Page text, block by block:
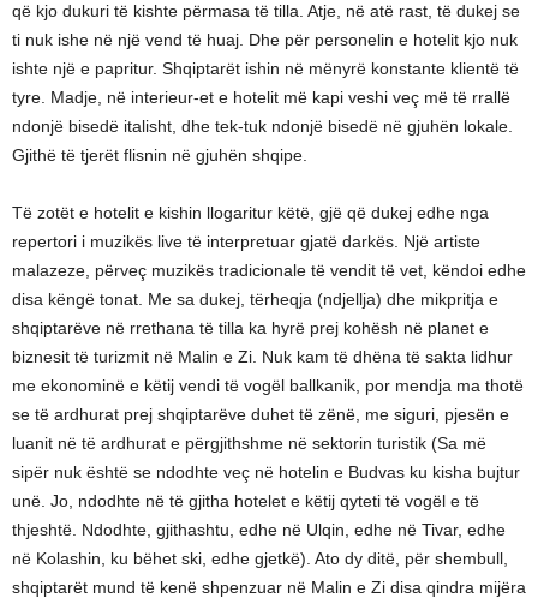
që kjo dukuri të kishte përmasa të tilla. Atje, në atë rast, të dukej se
ti nuk ishe në një vend të huaj. Dhe për personelin e hotelit kjo nuk
ishte një e papritur. Shqiptarët ishin në mënyrë konstante klientë të
tyre. Madje, në interieur-et e hotelit më kapi veshi veç më të rrallë
ndonjë bisedë italisht, dhe tek-tuk ndonjë bisedë në gjuhën lokale.
Gjithë të tjerët flisnin në gjuhën shqipe.
Të zotët e hotelit e kishin llogaritur këtë, gjë që dukej edhe nga
repertori i muzikës live të interpretuar gjatë darkës. Një artiste
malazeze, përveç muzikës tradicionale të vendit të vet, këndoi edhe
disa këngë tonat. Me sa dukej, tërheqja (ndjellja) dhe mikpritja e
shqiptarëve në rrethana të tilla ka hyrë prej kohësh në planet e
biznesit të turizmit në Malin e Zi. Nuk kam të dhëna të sakta lidhur
me ekonominë e këtij vendi të vogël ballkanik, por mendja ma thotë
se të ardhurat prej shqiptarëve duhet të zënë, me siguri, pjesën e
luanit në të ardhurat e përgjithshme në sektorin turistik (Sa më
sipër nuk është se ndodhte veç në hotelin e Budvas ku kisha bujtur
unë. Jo, ndodhte në të gjitha hotelet e këtij qyteti të vogël e të
thjeshtë. Ndodhte, gjithashtu, edhe në Ulqin, edhe në Tivar, edhe
në Kolashin, ku bëhet ski, edhe gjetkë). Ato dy ditë, për shembull,
shqiptarët mund të kenë shpenzuar në Malin e Zi disa qindra mijëra